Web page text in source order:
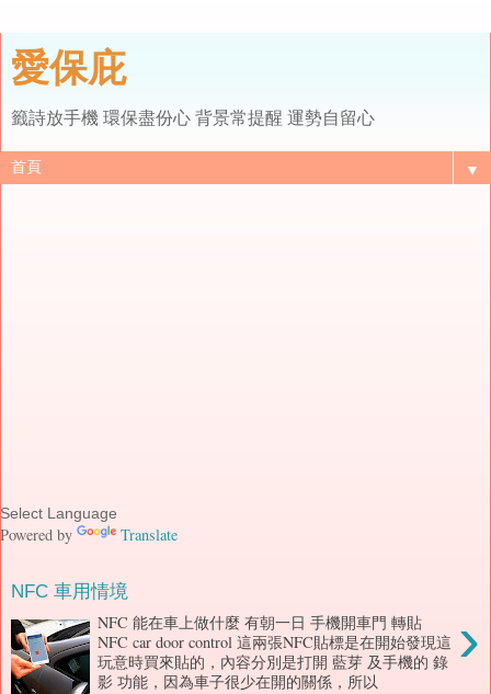
愛保庇
籤詩放手機 環保盡份心 背景常提醒 運勢自留心
▼
Powered by Translate
NFC 車用情境
›
NFC 能在車上做什麼 有朝一日 手機開車門 轉貼
NFC car door control 這兩張NFC貼標是在開始發現這
玩意時買來貼的，內容分別是打開 藍芽 及手機的 錄
影 功能，因為車子很少在開的關係，所以